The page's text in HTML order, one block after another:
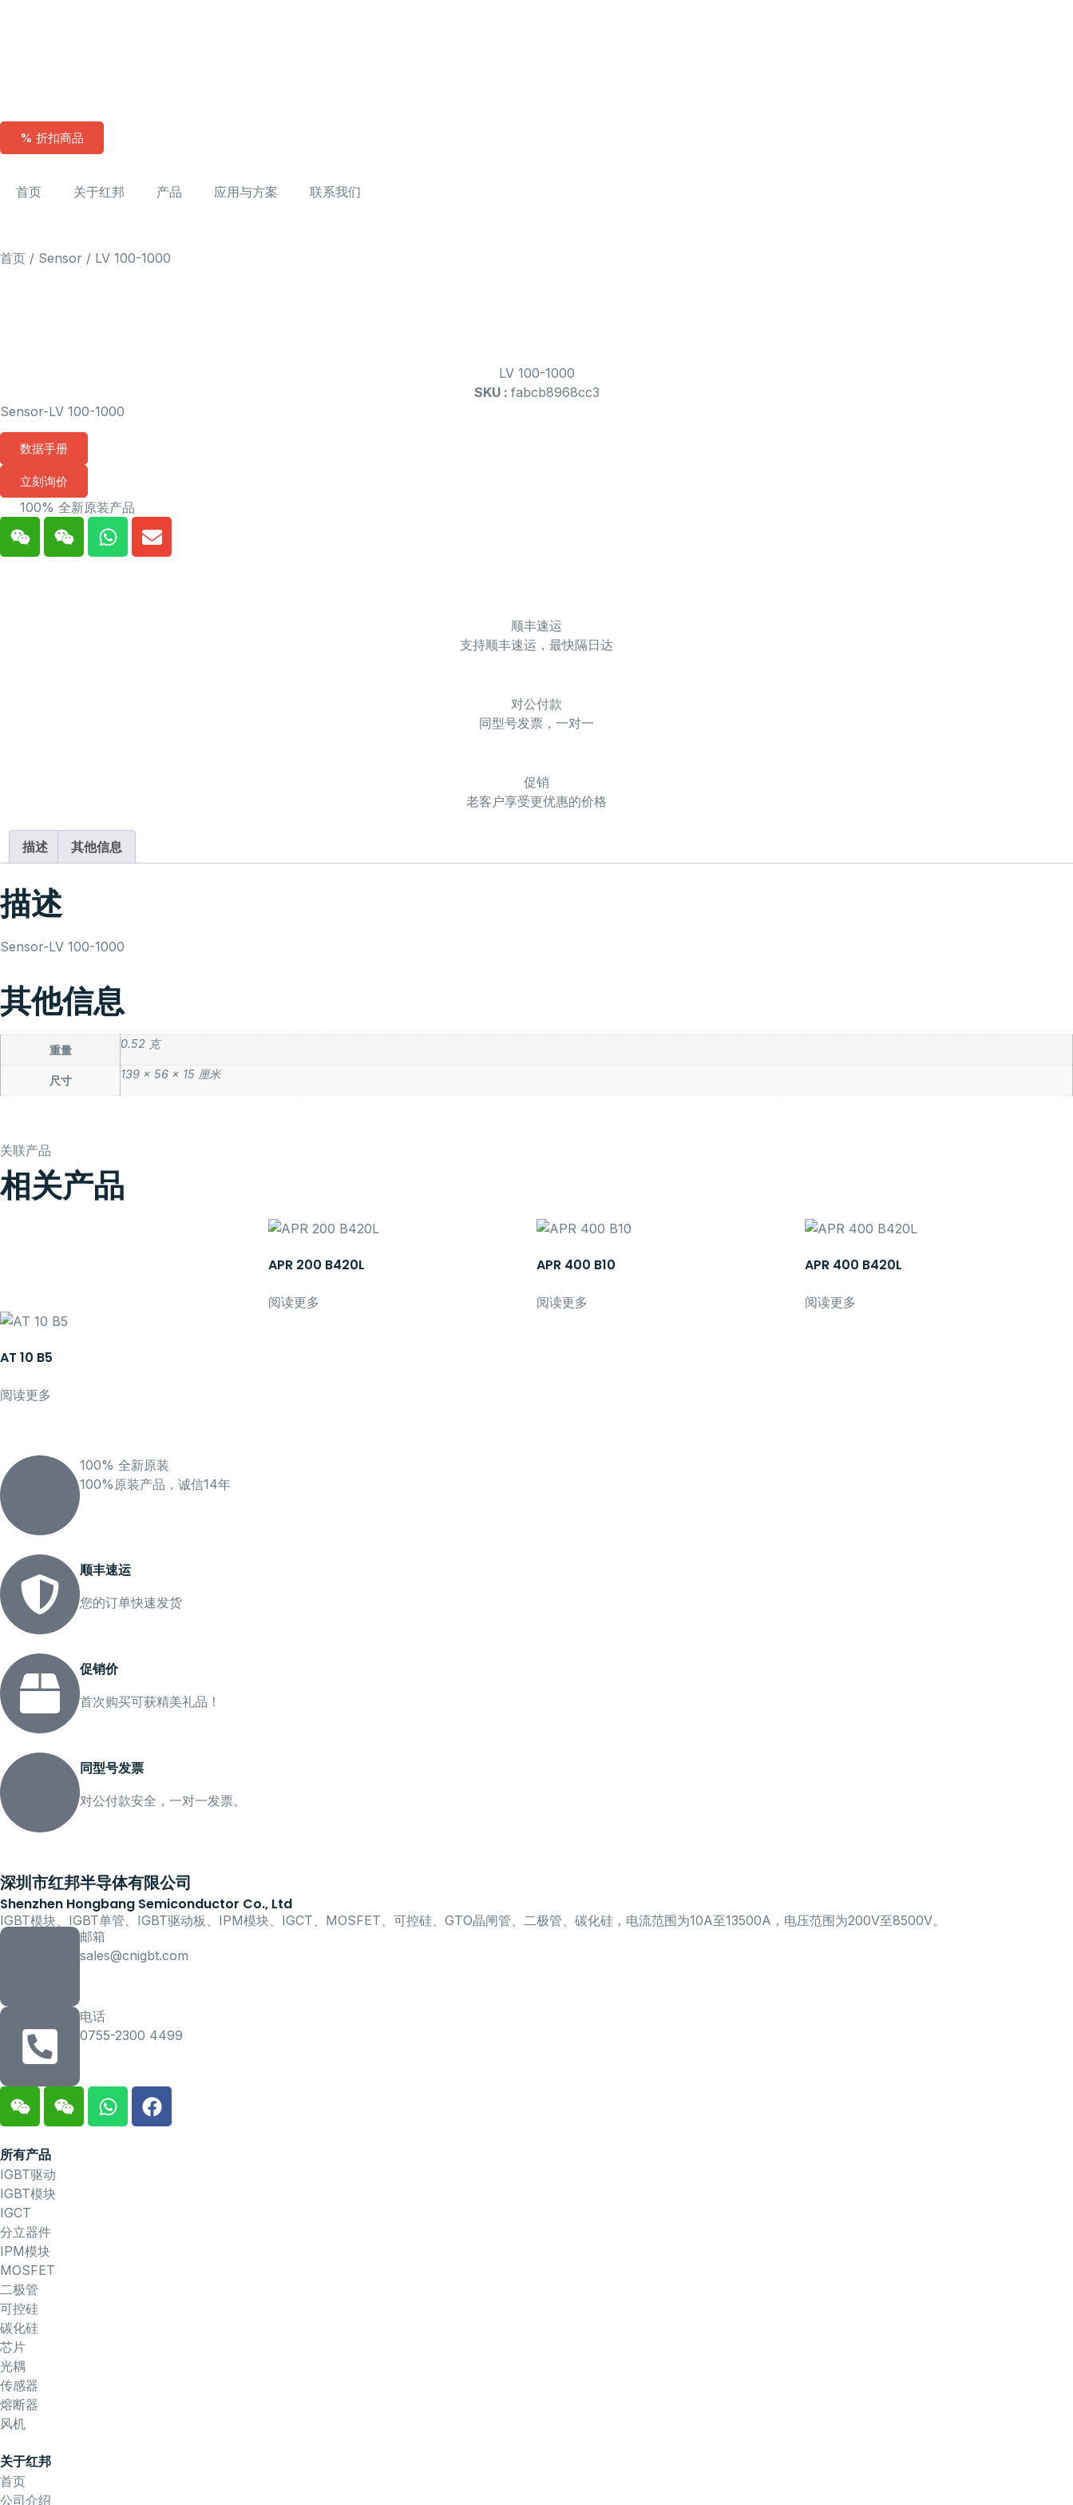
% 折扣商品
首页 关于红邦 产品 应用与方案 联系我们
首页 / Sensor / LV 100-1000
LV 100-1000
SKU : fabcb8968cc3
Sensor-LV 100-1000
数据手册
立刻询价
100% 全新原装产品
顺丰速运
支持顺丰速运，最快隔日达
对公付款
同型号发票，一对一
促销
老客户享受更优惠的价格
描述 其他信息
描述
Sensor-LV 100-1000
其他信息
重量 0.52 克
尺寸 139 × 56 × 15 厘米
关联产品
相关产品
APR 200 B420L
阅读更多
APR 400 B10
阅读更多
APR 400 B420L
阅读更多
AT 10 B5
阅读更多
100% 全新原装
100%原装产品，诚信14年
顺丰速运
您的订单快速发货
促销价
首次购买可获精美礼品！
同型号发票
对公付款安全，一对一发票。
深圳市红邦半导体有限公司
Shenzhen Hongbang Semiconductor Co., Ltd
IGBT模块、IGBT单管、IGBT驱动板、IPM模块、IGCT、MOSFET、可控硅、GTO晶闸管、二极管、碳化硅，电流范围为10A至13500A，电压范围为200V至8500V。
邮箱
sales@cnigbt.com
电话
0755-2300 4499
所有产品
IGBT驱动
IGBT模块
IGCT
分立器件
IPM模块
MOSFET
二极管
可控硅
碳化硅
芯片
光耦
传感器
熔断器
风机
关于红邦
首页
公司介绍